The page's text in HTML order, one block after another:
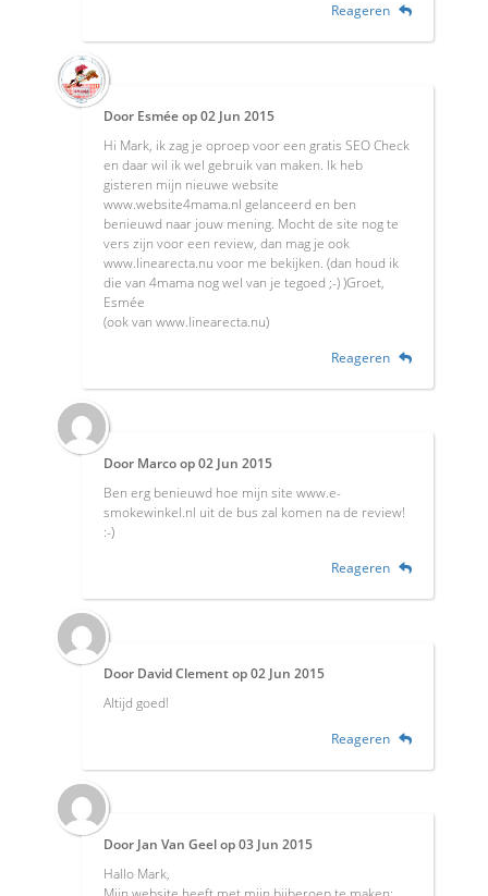
Reageren
Door Esméeop02 Jun 2015
Hi Mark, ik zag je oproep voor een gratis SEO Check
en daar wil ik wel gebruik van maken. Ik heb
gisteren mijn nieuwe website
www.website4mama.nl gelanceerd en ben
benieuwd naar jouw mening. Mocht de site nog te
vers zijn voor een review, dan mag je ook
www.linearecta.nu voor me bekijken. (dan houd ik
die van 4mama nog wel van je tegoed ;-) )Groet,
Esmée
(ook van www.linearecta.nu)
Reageren
Door Marcoop02 Jun 2015
Ben erg benieuwd hoe mijn site www.e-
smokewinkel.nl uit de bus zal komen na de review!
:-)
Reageren
Door David Clementop02 Jun 2015
Altijd goed!
Reageren
Door Jan Van Geelop03 Jun 2015
Hallo Mark,